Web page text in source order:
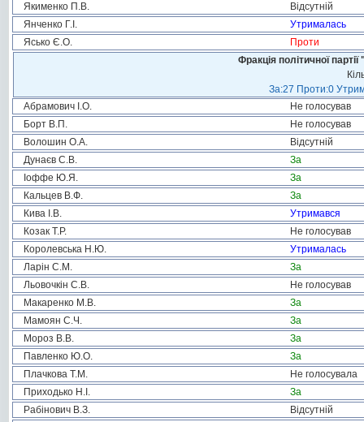
Якименко П.В.
Відсутній
Янченко Г.І.
Утрималась
Ясько Є.О.
Проти
Фракція політичної
За:27 Проти:0
Абрамович І.О.
Не голосував
Борт В.П.
Не голосував
Волошин О.А.
Відсутній
Дунаєв С.В.
За
Іоффе Ю.Я.
За
Кальцев В.Ф.
За
Кива І.В.
Утримався
Козак Т.Р.
Не голосував
Королевська Н.Ю.
Утрималась
Ларін С.М.
За
Льовочкін С.В.
Не голосував
Макаренко М.В.
За
Мамоян С.Ч.
За
Мороз В.В.
За
Павленко Ю.О.
За
Плачкова Т.М.
Не голосувала
Приходько Н.І.
За
Рабінович В.З.
Відсутній